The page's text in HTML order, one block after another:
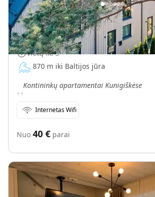
Kontininkų apartamentai
Vietų iki5
870 m iki Baltijos jūra
„Kontininkų apartamentai Kunigiškėse
Internetas Wifi
Nuo 40 € parai